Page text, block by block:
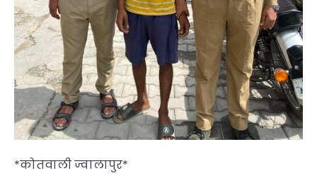
*कोतवाली ज्वालापुर*